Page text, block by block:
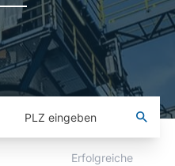
Erfolgreiche